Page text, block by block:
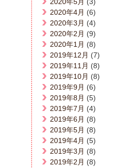
2020年5月 (3)
2020年4月 (6)
2020年3月 (4)
2020年2月 (9)
2020年1月 (8)
2019年12月 (7)
2019年11月 (8)
2019年10月 (8)
2019年9月 (6)
2019年8月 (5)
2019年7月 (4)
2019年6月 (8)
2019年5月 (8)
2019年4月 (5)
2019年3月 (8)
2019年2月 (8)